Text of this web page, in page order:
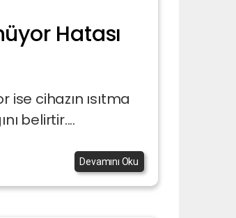
Hatası
cihazın ısıtma
belirtir....
Devamını Oku